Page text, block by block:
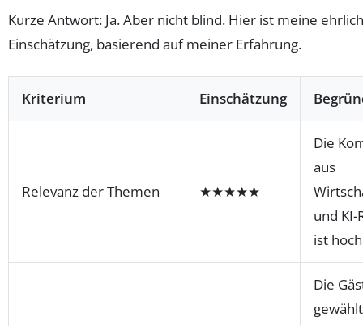
Kurze Antwort: Ja. Aber nicht blind. Hier ist meine
Einschätzung, basierend auf meiner Erfahrung.
Kriterium Einschätzung
Relevanz der Themen ★★★★★
Die
aus
und
ist
Die